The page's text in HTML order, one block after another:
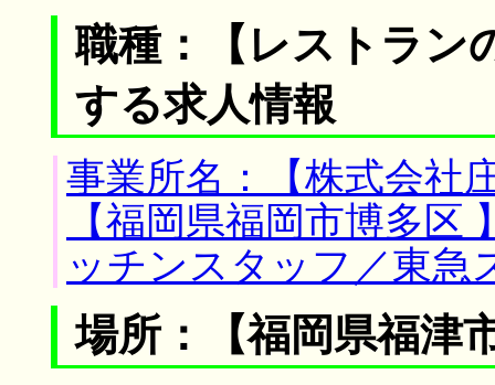
職種：【レストラン
する求人情報
事業所名：【株式会社
【福岡県福岡市博多
ッチンスタッフ／東急
場所：【福岡県福津